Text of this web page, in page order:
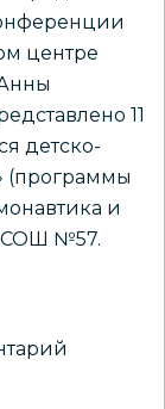
центре
11
детско-
(программы
и
СОШ №57.